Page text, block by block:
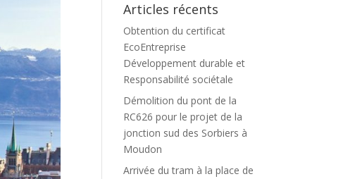
Articles récents
Obtention du certificat
EcoEntreprise
Développement durable et
Responsabilité sociétale
Démolition du pont de la
RC626 pour le projet de la
jonction sud des Sorbiers à
Moudon
Arrivée du tram à la place de